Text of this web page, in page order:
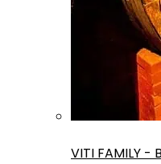
VITI FAMILY -